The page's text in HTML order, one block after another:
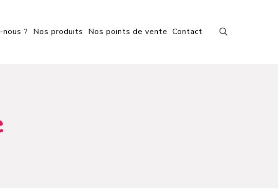
? Nos produits Nos points de vente Contact